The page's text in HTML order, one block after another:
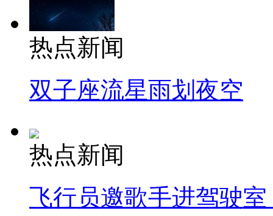
热点新闻
双子座流星雨划夜空
热点新闻
飞行员邀歌手进驾驶